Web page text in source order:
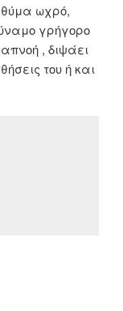
ωχρό,
γρήγορο
, διψάει
του ή και